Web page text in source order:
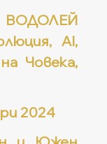
AI,
Човека,
2024